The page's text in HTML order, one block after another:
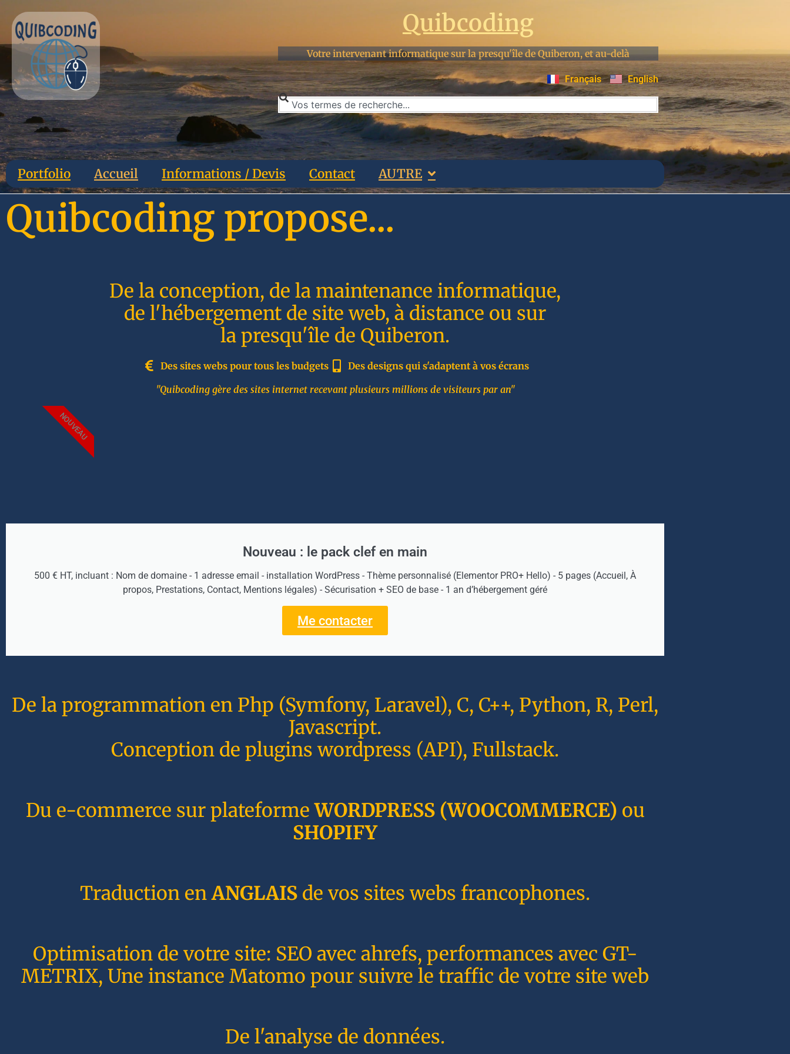
Quibcoding
Votre intervenant informatique sur la presqu'île de Quiberon, et au-delà
Français English
Portfolio Accueil Informations / Devis Contact AUTRE
Quibcoding propose...
De la conception, de la maintenance informatique,
de l'hébergement de site web, à distance ou sur
la presqu'île de Quiberon.
Des sites webs pour tous les budgets
Des designs qui s'adaptent à vos écrans
"Quibcoding gère des sites internet recevant plusieurs millions de visiteurs par an"
Nouveau : le pack clef en main
500 € HT, incluant : Nom de domaine - 1 adresse email - installation WordPress - Thème personnalisé (Elementor PRO+ Hello) - 5 pages (Accueil, À
propos, Prestations, Contact, Mentions légales) - Sécurisation + SEO de base - 1 an d’hébergement géré
Me contacter
NOUVEAU
De la programmation en Php (Symfony, Laravel), C, C++, Python, R, Perl,
Javascript.
Conception de plugins wordpress (API), Fullstack.
Du e-commerce sur plateformeWORDPRESS (WOOCOMMERCE) ou
SHOPIFY
Traduction enANGLAIS de vos sites webs francophones.
Optimisation de votre site: SEO avec ahrefs, performances avec GT-
METRIX, Une instance Matomo pour suivre le traffic de votre site web
De l'analyse de données.